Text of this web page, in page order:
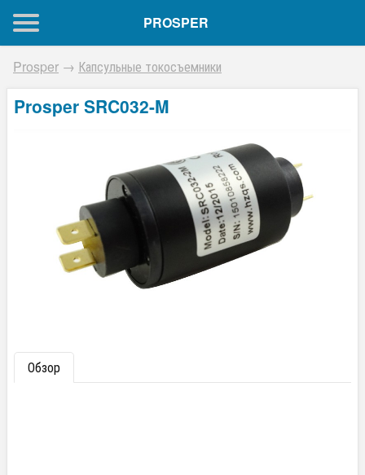
PROSPER
Prosper → Капсульные токосъемники
Prosper SRC032-M
Обзор